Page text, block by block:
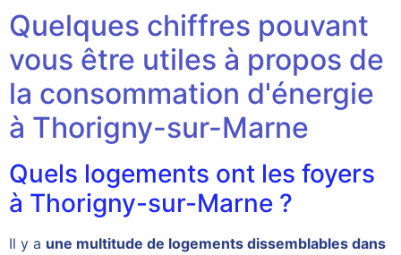
Quelques chiffres pouvant
vous être utiles à propos de
la consommation d'énergie
à Thorigny-sur-Marne
Quels logements ont les foyers
à Thorigny-sur-Marne ?
Il y a une multitude de logements dissemblables dans